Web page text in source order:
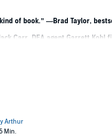
of book.” —Brad Taylor,
Carr, DEA agent Garrett Kohl
of Defense comes the first
the High Plains of northwest
orders him back to Texas on a
a band of criminals who have
tries to resolve matters
Arthur
Min.